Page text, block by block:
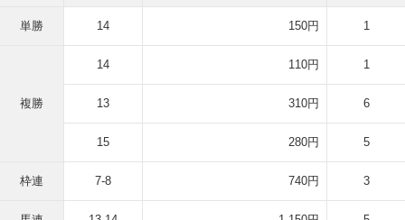
単勝 14 150円 1
複勝
14 110円 1
13 310円 6
15 280円 5
枠連 7-8 740円 3